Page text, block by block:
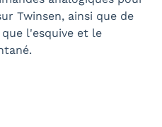
Twinsen, ainsi que de
l'esquive et le